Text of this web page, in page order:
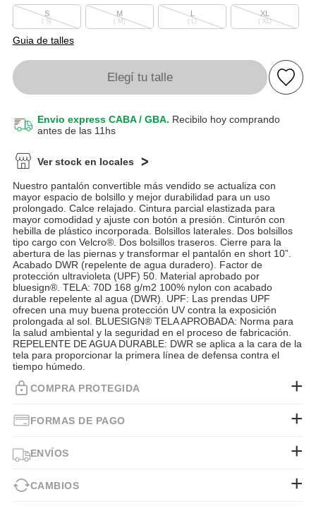
Guia de talles
S
( S)
M
( M)
L
( L)
XL
( XL)
Elegí tu talle
Envio express CABA / GBA. Recibilo hoy comprando
antes de las 11hs
Ver stock en locales
Nuestro pantalón convertible más vendido se actualiza con
mayor espacio de bolsillo y mejor durabilidad para un uso
prolongado. Calce relajado. Cintura parcial elastizada para
mayor comodidad y ajuste con botón a presión. Cinturón con
hebilla de plástico incorporada. Bolsillos laterales. Dos bolsillos
tipo cargo con Velcro®. Dos bolsillos traseros. Cierre para la
abertura de las piernas y transformar el pantalón en short 10”.
Acabado DWR (repelente de agua duradero). Factor de
protección ultravioleta (UPF) 50. Material aprobado por
bluesign®. TELA: 70D 168 g/m2 100% nylon con acabado
durable repelente al agua (DWR). UPF: Las prendas UPF
ofrecen una muy buena protección UV contra la exposición
prolongada al sol. BLUESIGN® TELA APROBADA: Norma para
la salud ambiental y la seguridad en el proceso de fabricación.
REPELENTE DE AGUA DURABLE: DWR se aplica a la cara de la
tela para proporcionar la primera línea de defensa contra el
tiempo húmedo.
COMPRA PROTEGIDA
FORMAS DE PAGO
ENVÍOS
CAMBIOS